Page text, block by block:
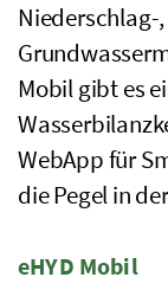
Niederschlag-
Mobil gibt es
WebApp für
die Pegel in
eHYD Mobil